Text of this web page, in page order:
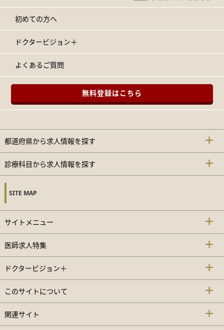
初めての方へ
ドクタービジョン＋
よくあるご質問
無料登録はこちら
都道府県から求人情報を探す
診療科目から求人情報を探す
SITE MAP
サイトメニュー
医師求人特集
ドクタービジョン＋
このサイトについて
関連サイト